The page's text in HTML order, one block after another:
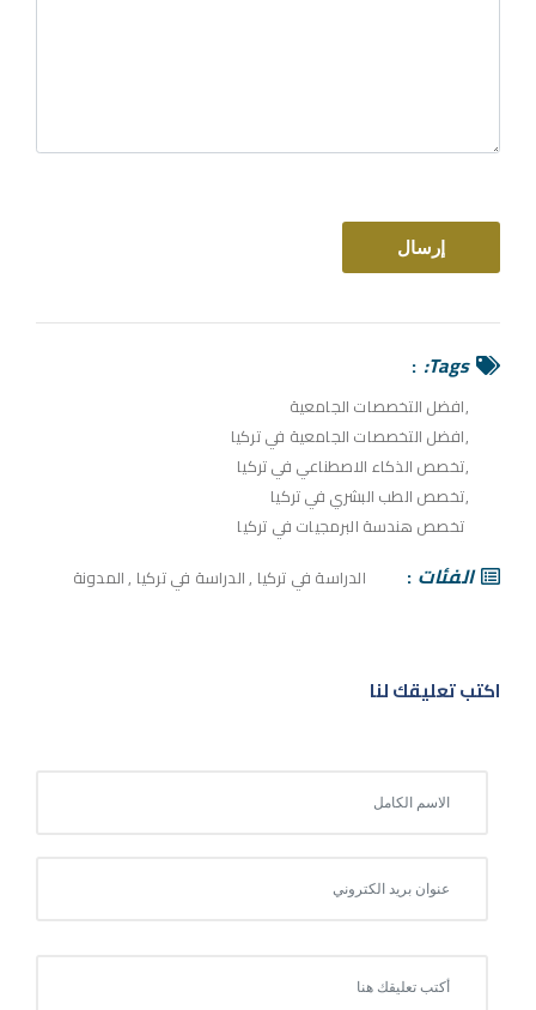
Tags:
افضل التخصصات الجامعية
افضل التخصصات الجامعية في تركيا
تخصص الذكاء الاصطناعي في تركيا
تخصص الطب البشري في تركيا
تخصص هندسة البرمجيات في تركيا
الفئات الدراسة في تركيا ,الدراسة في تركيا ,المدونة
اكتب تعليقك لنا